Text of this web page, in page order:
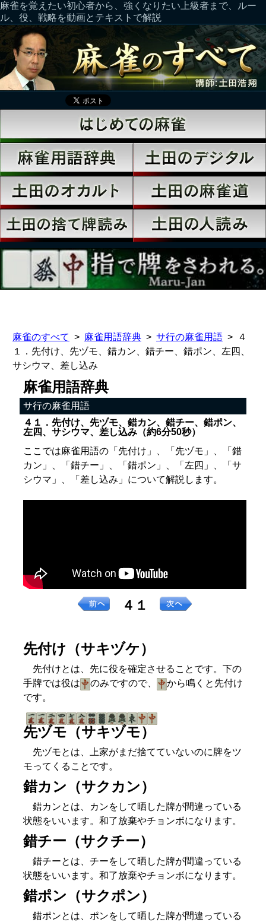
麻雀を覚えたい初心者から、強くなりたい上級者まで、ルー
ル、役、戦略を動画とテキストで解説
麻雀のすべて 麻雀用語辞典 サ行の麻雀用語
４
１．先付け、先ヅモ、錯カン、錯チー、錯ポン、左四、
サシウマ、差し込み
麻雀用語辞典
サ行の麻雀用語
４１．先付け、先ヅモ、錯カン、錯チー、錯ポン、
左四、サシウマ、差し込み（約6分50秒）
ここでは麻雀用語の「先付け」、「先ヅモ」、「錯
カン」、「錯チー」、「錯ポン」、「左四」、「サ
シウマ」、「差し込み」について解説します。
４１
先付け（サキヅケ）
先付けとは、先に役を確定させることです。下の
手牌では役は
のみですので、
から鳴くと先付け
です。
先ヅモ（サキヅモ）
先ヅモとは、上家がまだ捨てていないのに牌をツ
モってくることです。
錯カン（サクカン）
錯カンとは、カンをして晒した牌が間違っている
状態をいいます。和了放棄やチョンボになります。
錯チー（サクチー）
錯チーとは、チーをして晒した牌が間違っている
状態をいいます。和了放棄やチョンボになります。
錯ポン（サクポン）
錯ポンとは、ポンをして晒した牌が間違っている